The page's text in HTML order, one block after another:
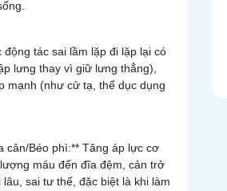
tác sai lầm lặp đi lặp lại có
lưng thay vì giữ lưng thẳng),
mạnh (như cử tạ, thể dục dụng
cân/Béo phì:** Tăng áp lực cơ
máu đến đĩa đệm, cản trở
sai tư thế, đặc biệt là khi làm